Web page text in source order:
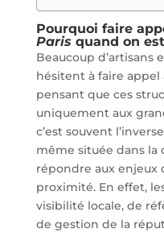
Pourquoi faire
Parisquand on
Beaucoup d’artisans
hésitent à faire appel
pensant que ces
uniquement aux
c’est souvent
même située dans
répondre aux enjeux
proximité. En effet,
visibilité locale, de
de gestion de la